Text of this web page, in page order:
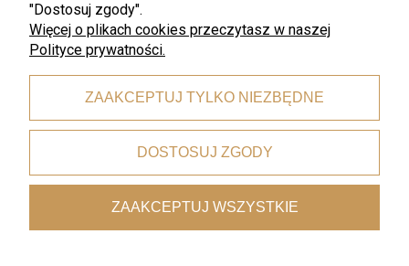
Darmowa wysyłka
dla zamówień od 199 zł
Bezpieczne płatności
dzięki certyfikatowi i szyfrowaniu SSL
"Dostosuj zgody".
Więcej o plikach cookies przeczytasz w naszej
Polityce prywatności.
ZAAKCEPTUJ TYLKO NIEZBĘDNE
DOSTOSUJ ZGODY
ZAAKCEPTUJ WSZYSTKIE